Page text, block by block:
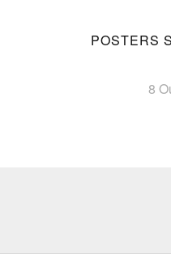
POSTERS
8